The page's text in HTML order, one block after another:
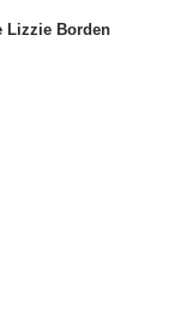
Lizzie Borden